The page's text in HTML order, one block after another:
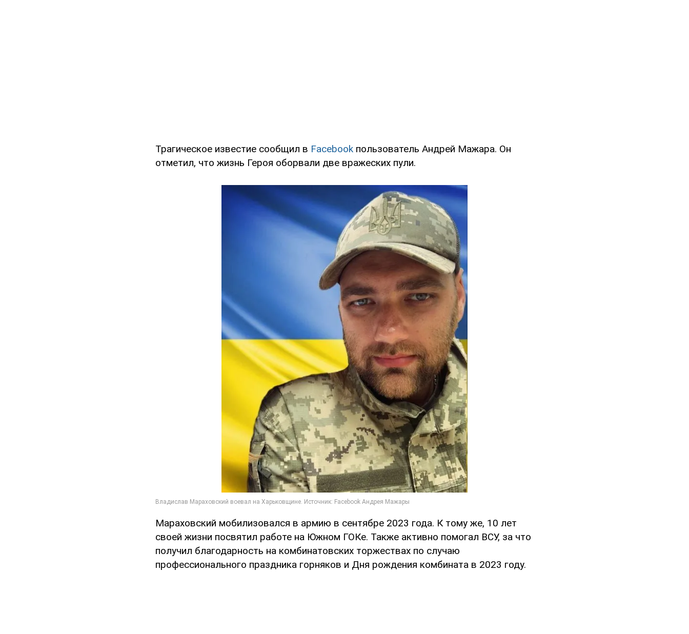
Трагическое известие сообщил в Facebook пользователь Андрей Мажара. Он
отметил, что жизнь Героя оборвали две вражеских пули.
Мараховский мобилизовался в армию в сентябре 2023 года. К тому же, 10 лет
своей жизни посвятил работе на Южном ГОКе. Также активно помогал ВСУ, за что
получил благодарность на комбинатовских торжествах по случаю
профессионального праздника горняков и Дня рождения комбината в 2023 году.